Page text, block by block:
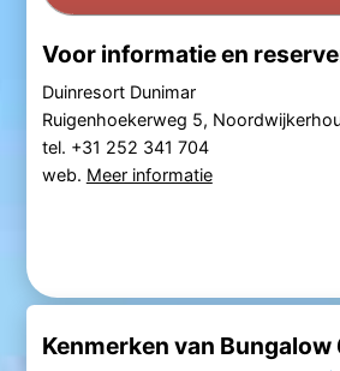
Voor informatie en
Duinresort Dunimar
Ruigenhoekerweg 5,
tel. +31 252 341 704
web. Meer informatie
Kenmerken van